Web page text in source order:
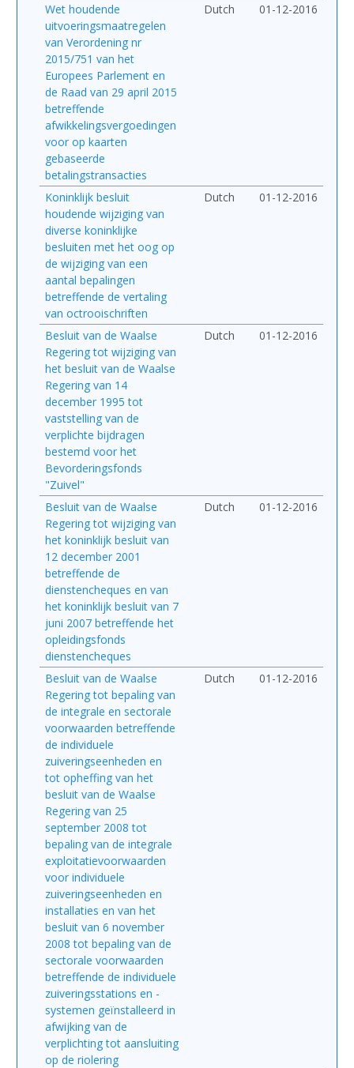
Wet houdende
uitvoeringsmaatregelen
van Verordening nr
2015/751 van het
Europees Parlement en
de Raad van 29 april 2015
betreffende
afwikkelingsvergoedingen
voor op kaarten
gebaseerde
betalingstransacties
Dutch 01-12-2016
Koninklijk besluit
houdende wijziging van
diverse koninklijke
besluiten met het oog op
de wijziging van een
aantal bepalingen
betreffende de vertaling
van octrooischriften
Dutch 01-12-2016
Besluit van de Waalse
Regering tot wijziging van
het besluit van de Waalse
Regering van 14
december 1995 tot
vaststelling van de
verplichte bijdragen
bestemd voor het
Bevorderingsfonds
"Zuivel"
Dutch 01-12-2016
Besluit van de Waalse
Regering tot wijziging van
het koninklijk besluit van
12 december 2001
betreffende de
dienstencheques en van
het koninklijk besluit van 7
juni 2007 betreffende het
opleidingsfonds
dienstencheques
Dutch 01-12-2016
Besluit van de Waalse
Regering tot bepaling van
de integrale en sectorale
voorwaarden betreffende
de individuele
zuiveringseenheden en
tot opheffing van het
besluit van de Waalse
Regering van 25
september 2008 tot
bepaling van de integrale
exploitatievoorwaarden
voor individuele
zuiveringseenheden en
installaties en van het
besluit van 6 november
2008 tot bepaling van de
sectorale voorwaarden
betreffende de individuele
zuiveringsstations en -
systemen geïnstalleerd in
afwijking van de
verplichting tot aansluiting
op de riolering
Dutch 01-12-2016